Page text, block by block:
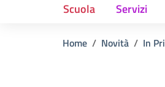
Scuola Servizi
Home Novità In